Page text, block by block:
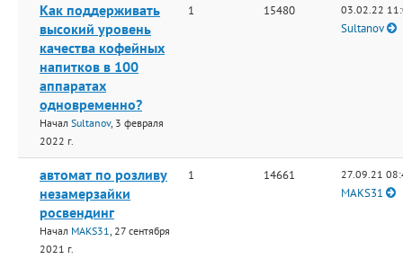
Как поддерживать
высокий уровень
качества кофейных
напитков в 100
аппаратах
одновременно?
Начал Sultanov, 3 февраля
2022 г.
1 15480 03.02.22
Sultanov
автомат по розливу
незамерзайки
росвендинг
Начал MAKS31, 27 сентября
2021 г.
1 14661 27.09.21
MAKS31